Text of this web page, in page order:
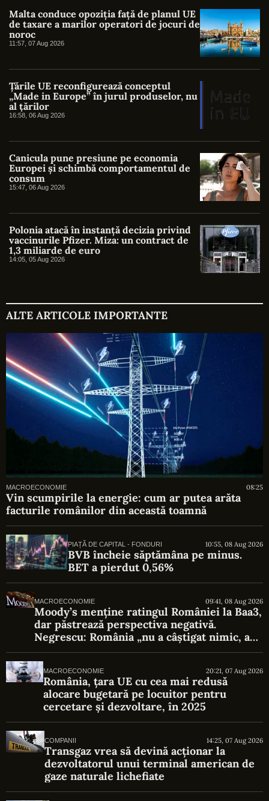
Malta conduce opoziția față de planul UE
de taxare a marilor operatori de jocuri de
noroc
11:57, 07 Aug 2026
Țările UE reconfigurează conceptul
„Made in Europe” în jurul produselor, nu
al țărilor
16:58, 06 Aug 2026
Canicula pune presiune pe economia
Europei și schimbă comportamentul de
consum
15:47, 06 Aug 2026
Polonia atacă în instanță decizia privind
vaccinurile Pfizer. Miza: un contract de
1,3 miliarde de euro
14:05, 05 Aug 2026
ALTE ARTICOLE IMPORTANTE
MACROECONOMIE 08:25
Vin scumpirile la energie: cum ar putea arăta
facturile românilor din această toamnă
PIAȚĂ DE CAPITAL - FONDURI 10:55, 08 Aug 2026
BVB încheie săptămâna pe minus.
BET a pierdut 0,56%
MACROECONOMIE 09:41, 08 Aug 2026
Moody’s menține ratingul României la Baa3,
dar păstrează perspectiva negativă.
Negrescu: România „nu a câștigat nimic, a
evitat o pierdere”
MACROECONOMIE 20:21, 07 Aug 2026
România, țara UE cu cea mai redusă
alocare bugetară pe locuitor pentru
cercetare și dezvoltare, în 2025
COMPANII 14:25, 07 Aug 2026
Transgaz vrea să devină acționar la
dezvoltatorul unui terminal american de
gaze naturale lichefiate